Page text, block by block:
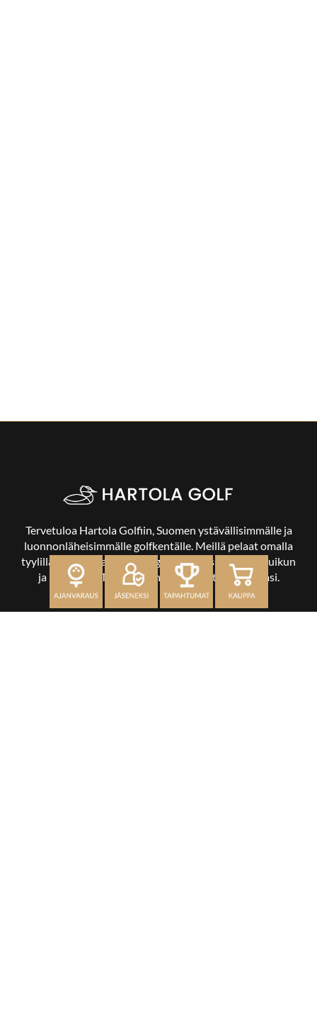
Tervetuloa Hartola Golfiin, Suomen ystävällisimmälle ja
luonnonläheisimmälle golfkentälle. Meillä pelaat omalla
tyylilläsi ja tasollasi – ja bongaat halutessasi vaikka uikun
ja kuikankin. Tärkeintä on, että nautit vierailustasi.